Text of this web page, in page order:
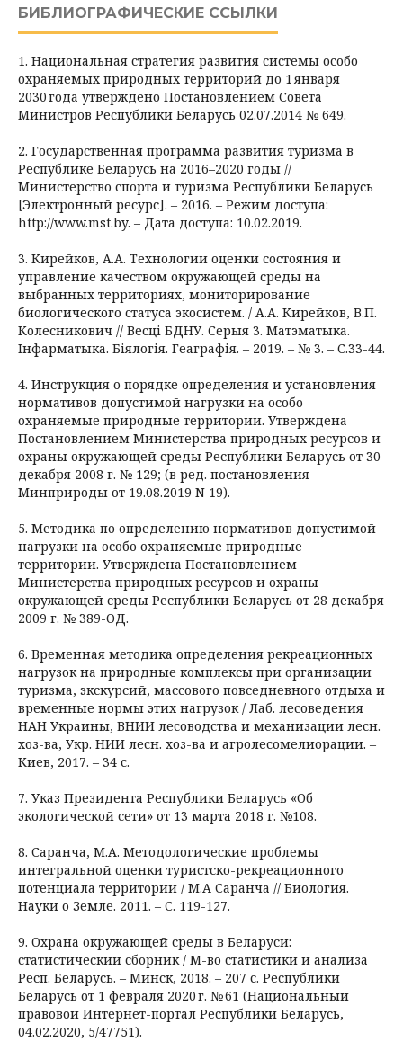
БИБЛИОГРАФИЧЕСКИЕ ССЫЛКИ
1. Национальная стратегия развития системы особо
охраняемых природных территорий до 1 января
2030 года утверждено Постановлением Совета
Министров Республики Беларусь 02.07.2014 № 649.
2. Государственная программа развития туризма в
Республике Беларусь на 2016–2020 годы //
Министерство спорта и туризма Республики Беларусь
[Электронный ресурс]. – 2016. – Режим доступа:
http://www.mst.by. – Дата доступа: 10.02.2019.
3. Кирейков, А.А. Технологии оценки состояния и
управление качеством окружающей среды на
выбранных территориях, мониторирование
биологического статуса экосистем. / А.А. Кирейков, В.П.
Колесникович // Весцi БДНУ. Серыя 3. Матэматыка.
Iнфарматыка. Бiялогiя. Геаграфiя. – 2019. – № 3. – С.33-44.
4. Инструкция о порядке определения и установления
нормативов допустимой нагрузки на особо
охраняемые природные территории. Утверждена
Постановлением Министерства природных ресурсов и
охраны окружающей среды Республики Беларусь от 30
декабря 2008 г. № 129; (в ред. постановления
Минприроды от 19.08.2019 N 19).
5. Методика по определению нормативов допустимой
нагрузки на особо охраняемые природные
территории. Утверждена Постановлением
Министерства природных ресурсов и охраны
окружающей среды Республики Беларусь от 28 декабря
2009 г. № 389-ОД.
6. Временная методика определения рекреационных
нагрузок на природные комплексы при организации
туризма, экскурсий, массового повседневного отдыха и
временные нормы этих нагрузок / Лаб. лесоведения
НАН Украины, ВНИИ лесоводства и механизации лесн.
хоз-ва, Укр. НИИ лесн. хоз-ва и агролесомелиорации. –
Киев, 2017. – 34 с.
7. Указ Президента Республики Беларусь «Об
экологической сети» от 13 марта 2018 г. №108.
8. Саранча, М.А. Методологические проблемы
интегральной оценки туристско-рекреационного
потенциала территории / М.А Саранча // Биология.
Науки о Земле. 2011. – С. 119-127.
9. Охрана окружающей среды в Беларуси:
статистический сборник / М-во статистики и анализа
Респ. Беларусь. – Минск, 2018. – 207 с. Республики
Беларусь от 1 февраля 2020 г. № 61 (Национальный
правовой Интернет-портал Республики Беларусь,
04.02.2020, 5/47751).